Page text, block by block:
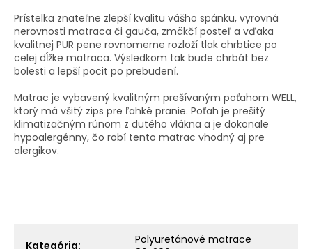
Prístelka znateľne zlepší kvalitu vášho spánku, vyrovná
nerovnosti matraca či gauča, zmäkčí posteľ a vďaka
kvalitnej PUR pene rovnomerne rozloží tlak chrbtice po
celej dĺžke matraca. Výsledkom tak bude chrbát bez
bolesti a lepší pocit po prebudení.
Matrac je vybavený kvalitným prešívaným poťahom WELL,
ktorý má všitý zips pre ľahké pranie. Poťah je prešitý
klimatizačným rúnom z dutého vlákna a je dokonale
hypoalergénny, čo robí tento matrac vhodný aj pre
alergikov.
Kategória:
Polyuretánové matrace